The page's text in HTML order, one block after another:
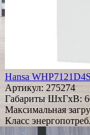
Hansa WHP7121D4S
Артикул: 275274
Габариты ШxГxВ:
Максимальная
Класс